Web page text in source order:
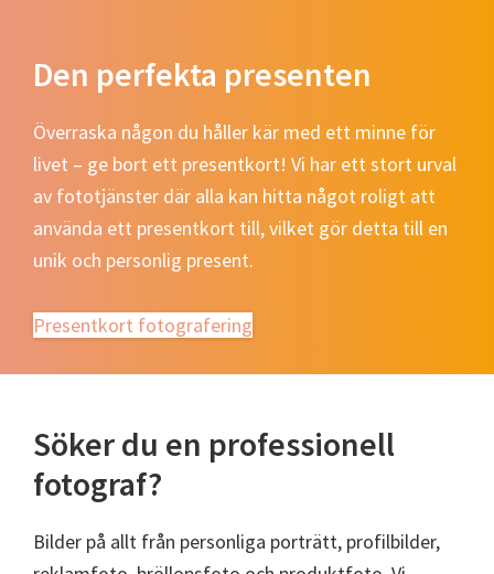
Den perfekta presenten
Överraska någon du håller kär med ett minne för
livet – ge bort ett presentkort! Vi har ett stort urval
av fototjänster där alla kan hitta något roligt att
använda ett presentkort till, vilket gör detta till en
unik och personlig present.
Presentkort fotografering
Söker du en professionell
fotograf?
Bilder på allt från personliga porträtt, profilbilder,